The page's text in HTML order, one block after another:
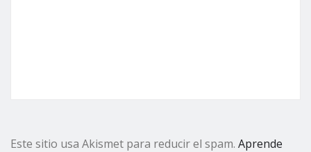
Este sitio usa Akismet para reducir el spam. Aprende